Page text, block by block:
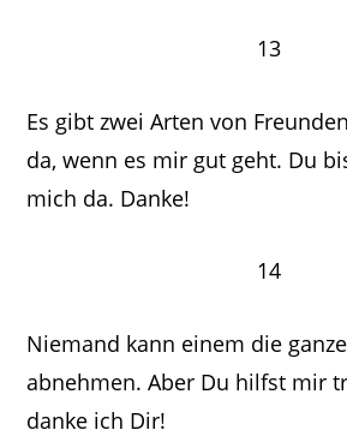
13
Es gibt zwei Arten von
da, wenn es mir gut geht. Du
mich da. Danke!
14
Niemand kann einem die
abnehmen. Aber Du hilfst mir
danke ich Dir!